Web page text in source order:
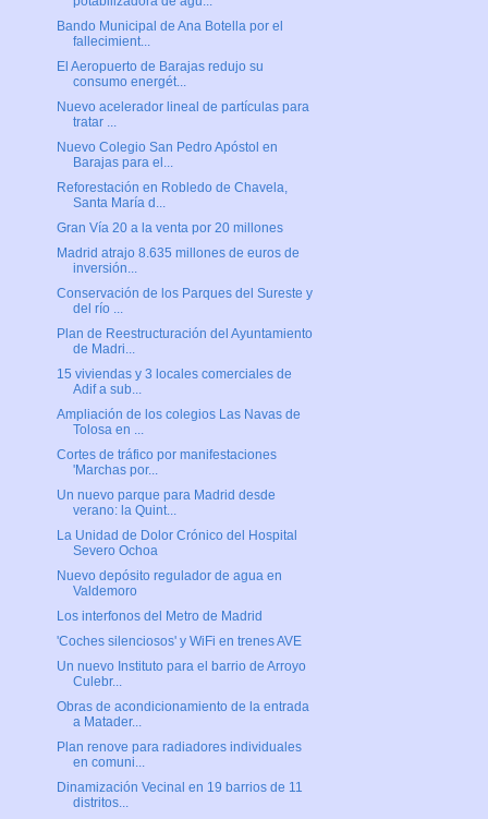
Bando Municipal de Ana Botella por el
fallecimient...
El Aeropuerto de Barajas redujo su
consumo energét...
Nuevo acelerador lineal de partículas para
tratar ...
Nuevo Colegio San Pedro Apóstol en
Barajas para el...
Reforestación en Robledo de Chavela,
Santa María d...
Gran Vía 20 a la venta por 20 millones
Madrid atrajo 8.635 millones de euros de
inversión...
Conservación de los Parques del Sureste y
del río ...
Plan de Reestructuración del Ayuntamiento
de Madri...
15 viviendas y 3 locales comerciales de
Adif a sub...
Ampliación de los colegios Las Navas de
Tolosa en ...
Cortes de tráfico por manifestaciones
'Marchas por...
Un nuevo parque para Madrid desde
verano: la Quint...
La Unidad de Dolor Crónico del Hospital
Severo Ochoa
Nuevo depósito regulador de agua en
Valdemoro
Los interfonos del Metro de Madrid
'Coches silenciosos' y WiFi en trenes AVE
Un nuevo Instituto para el barrio de Arroyo
Culebr...
Obras de acondicionamiento de la entrada
a Matader...
Plan renove para radiadores individuales
en comuni...
Dinamización Vecinal en 19 barrios de 11
distritos...